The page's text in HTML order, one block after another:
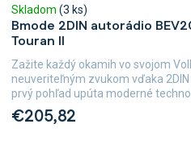
Bmode 2DIN autorádio
Touran II
Skladom (3 ks)
€205,82
Zažite každý okamih vo svojom
neuveriteľným zvukom vďaka
prvý pohľad upúta moderné